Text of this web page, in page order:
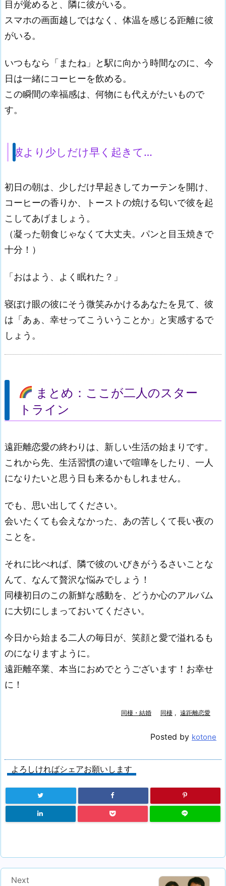
目が覚めると、隣に彼がいる。
スマホの画面越しではなく、体温を感じる距離に彼
がいる。
いつもなら「またね」と駅に向かう時間なのに、今
日は一緒にコーヒーを飲める。
この瞬間の幸福感は、何物にも代えがたいもので
す。
彼より少しだけ早く起きて…
初日の朝は、少しだけ早起きしてカーテンを開け、
コーヒーの香りか、トーストの焼ける匂いで彼を起
こしてあげましょう。
（凝った朝食じゃなくて大丈夫。パンと目玉焼きで
十分！）
「おはよう、よく眠れた？」
寝ぼけ眼の彼にそう微笑みかけるあなたを見て、彼
は「あぁ、幸せってこういうことか」と実感するで
しょう。
まとめ：ここが二人のスター
トライン
遠距離恋愛の終わりは、新しい生活の始まりです。
これから先、生活習慣の違いで喧嘩をしたり、一人
になりたいと思う日も来るかもしれません。
でも、思い出してください。
会いたくても会えなかった、あの苦しくて長い夜の
ことを。
それに比べれば、隣で彼のいびきがうるさいことな
んて、なんて贅沢な悩みでしょう！
同棲初日のこの新鮮な感動を、どうか心のアルバム
に大切にしまっておいてください。
今日から始まる二人の毎日が、笑顔と愛で溢れるも
のになりますように。
遠距離卒業、本当におめでとうございます！お幸せ
に！
同棲・結婚 同棲 , 遠距離恋愛
Posted by kotone
よろしければシェアお願いします
Next